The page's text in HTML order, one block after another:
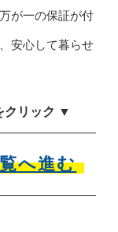
が一の保証が付
安心して暮らせ
クリック ▼
へ進む